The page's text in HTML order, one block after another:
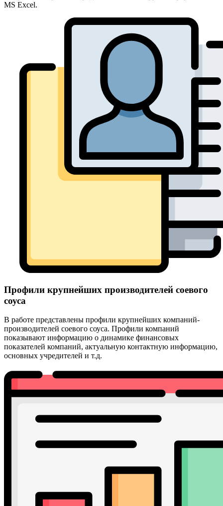
MS Excel.
Профили крупнейших производителей соевого
соуса
В работе представлены профили крупнейших компаний-
производителей соевого соуса. Профили компаний
показывают информацию о динамике финансовых
показателей компаний, актуальную контактную информацию,
основных учредителей и т.д.